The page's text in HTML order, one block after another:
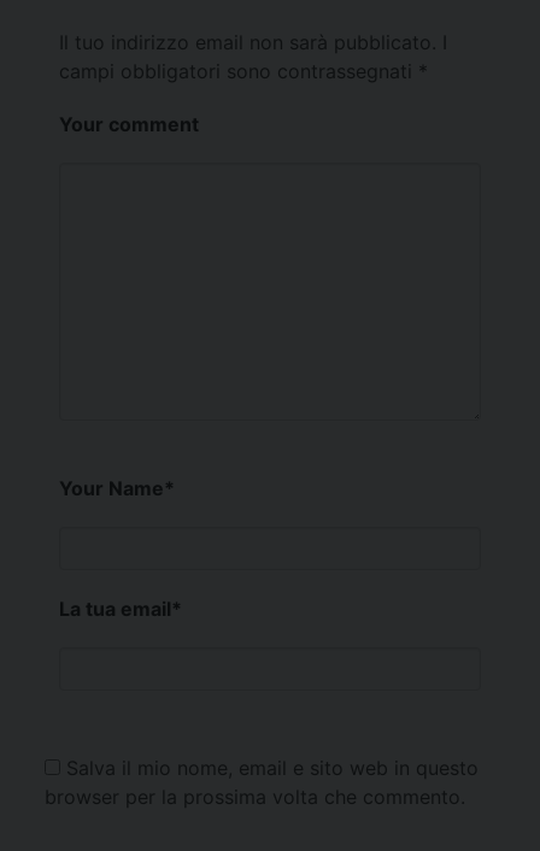
Il tuo indirizzo email non sarà pubblicato.
campi obbligatori sono contrassegnati *
Your comment
Your Name*
La tua email*
Salva il mio nome, email e sito web in questo
browser per la prossima volta che commento.